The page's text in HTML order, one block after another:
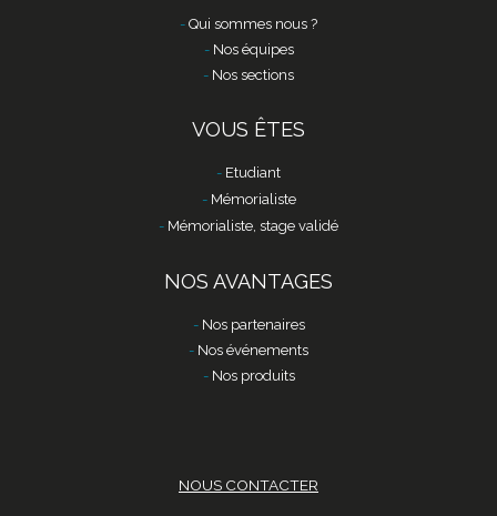
Qui sommes nous ?
Nos équipes
Nos sections
VOUS ÊTES
Etudiant
Mémorialiste
Mémorialiste, stage validé
NOS AVANTAGES
Nos partenaires
Nos événements
Nos produits
NOUS CONTACTER